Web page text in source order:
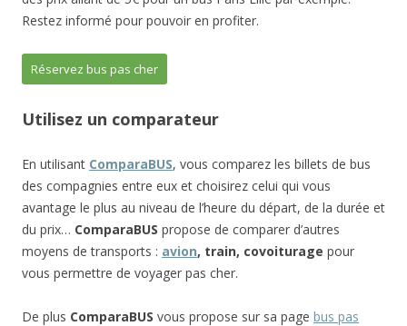
Restez informé pour pouvoir en profiter.
Réservez bus pas cher
Utilisez un comparateur
En utilisant ComparaBUS, vous comparez les billets de bus
des compagnies entre eux et choisirez celui qui vous
avantage le plus au niveau de l’heure du départ, de la durée et
du prix… ComparaBUS propose de comparer d’autres
moyens de transports : avion, train, covoiturage pour
vous permettre de voyager pas cher.
De plus ComparaBUS vous propose sur sa page bus pas